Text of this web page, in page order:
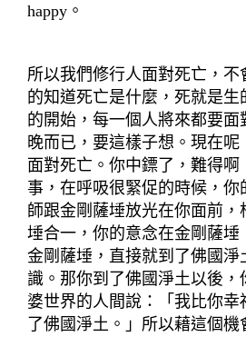
happy。
所以我們修行人面對死亡，不
的知道死亡是什麼，死就是
的開始，每一個人將來都要面
晚而已，要這樣子想。現在呢
面對死亡。你中鏢了，難得啊
事，在呼吸很緊促的時候，你
師跟金剛薩埵放光在你面前，
埵合一，你的意念在金剛薩埵
金剛薩埵，直接就到了佛國淨
識。那你到了佛國淨土以後，
婆世界的人間說：「我比你幸
了佛國淨土。」所以藉這個